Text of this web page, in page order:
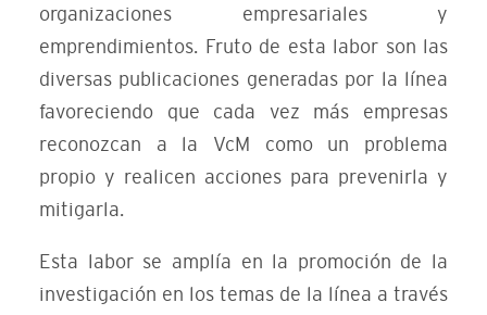
organizaciones empresariales y
emprendimientos. Fruto de esta labor son las
diversas publicaciones generadas por la línea
favoreciendo que cada vez más empresas
reconozcan a la VcM como un problema
propio y realicen acciones para prevenirla y
mitigarla.
Esta labor se amplía en la promoción de la
investigación en los temas de la línea a través